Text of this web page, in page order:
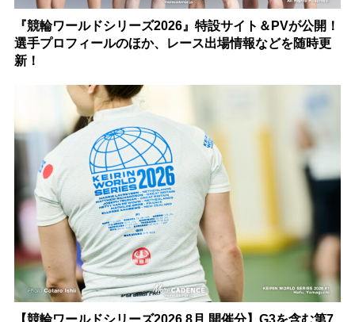
『競輪ワールドシリーズ2026』特設サイト＆PVが公開！
選手プロフィールのほか、レース出場情報などを随時更
新！
【競輪ワールドシリーズ2026 8月 開催分】G3を含む第7